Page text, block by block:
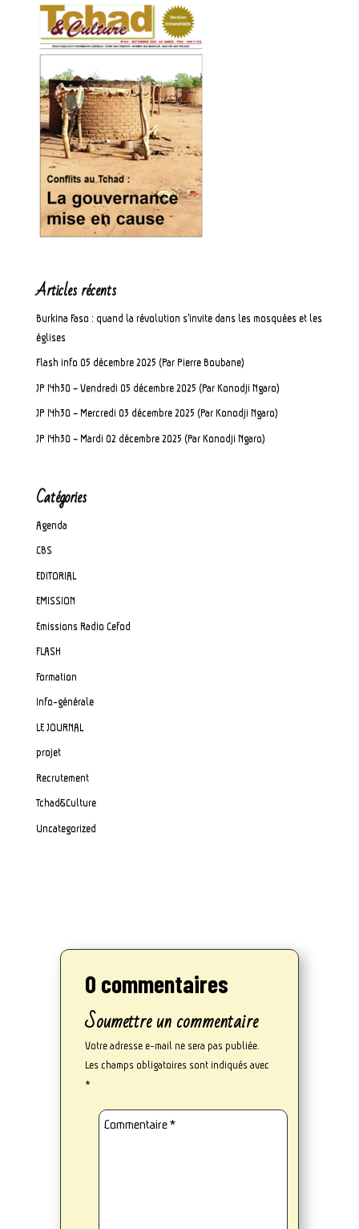
Articles récents
Burkina Faso : quand la révolution s’invite dans les mosquées et les
églises
Flash info 05 décembre 2025 (Par Pierre Boubane)
JP 14h30 – Vendredi 05 décembre 2025 (Par Konodji Ngaro)
JP 14h30 – Mercredi 03 décembre 2025 (Par Konodji Ngaro)
JP 14h30 – Mardi 02 décembre 2025 (Par Konodji Ngaro)
Catégories
Agenda
CBS
EDITORIAL
EMISSION
Emissions Radio Cefod
FLASH
Formation
Info-générale
LE JOURNAL
projet
Recrutement
Tchad&Culture
Uncategorized
0 commentaires
Soumettre un commentaire
Votre adresse e-mail ne sera pas publiée.
Les champs obligatoires sont indiqués avec
*